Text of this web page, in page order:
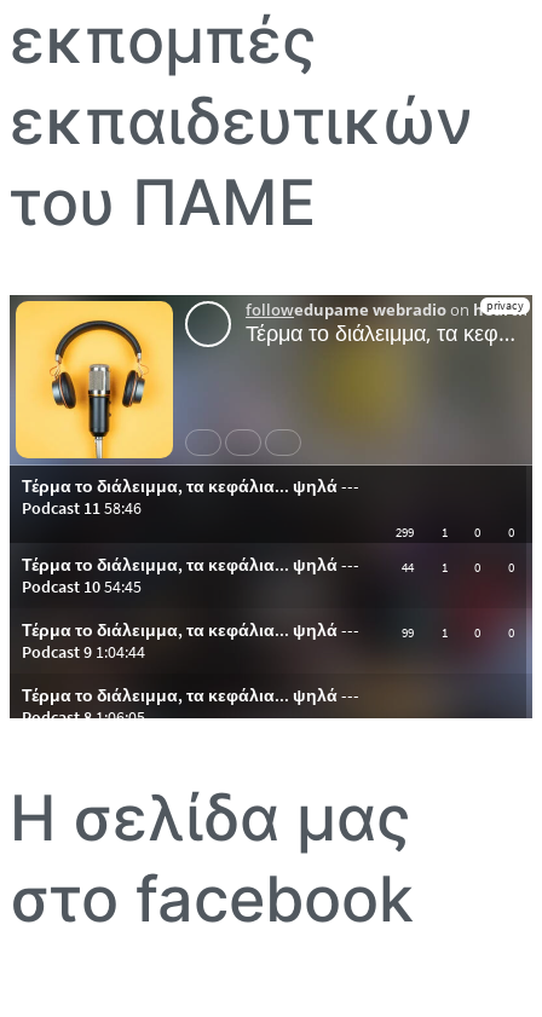
εκπομπές
εκπαιδευτικών
του ΠΑΜΕ
Η σελίδα μας
στο facebook